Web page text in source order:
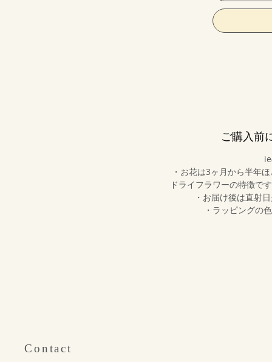
ご購入前
・お花は3ヶ月から半年
ドライフラワーの特徴で
・お届け後は直射
・ラッピングの
​Contact